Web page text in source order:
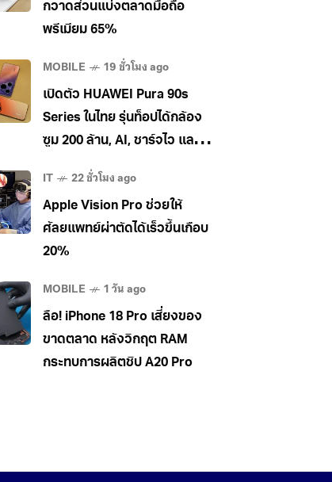
กวาดส่วนแบ่งตลาดมือถือ
พรีเมียม 65%
MOBILE 19 ชั่วโมง ago
เปิดตัว HUAWEI Pura 90s
Series ในไทย รุ่นท็อปได้กล้อง
ซูม 200 ล้าน, AI, ชาร์จไว และใช้
IT 22 ชั่วโมง ago
Apple Vision Pro ช่วยให้
ศัลยแพทย์ผ่าตัดได้เร็วขึ้นเกือบ
20%
MOBILE 1 วัน ago
ลือ! iPhone 18 Pro เสี่ยงของ
ขาดตลาด หลังวิกฤต RAM
กระทบการผลิตชิป A20 Pro